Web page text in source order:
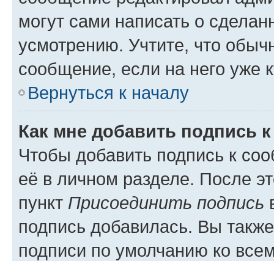
могут сами написать о
усмотрению. Учтите, что
сообщение, если на него уже
Вернуться к началу
Как мне добавить подпись
Чтобы добавить подпись к
её в личном разделе. После
пункт Присоединить подпись
подпись добавилась. Вы
подписи по умолчанию ко